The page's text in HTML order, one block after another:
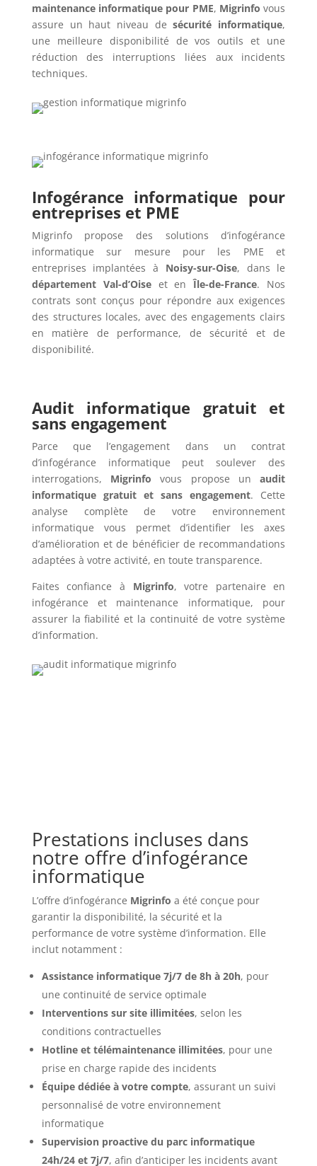
maintenance informatique pour PME, Migrinfo vous
assure un haut niveau desécurité informatique,
une meilleure disponibilité de vos outils et une
réduction des interruptions liées aux incidents
techniques.
Infogérance informatique pour
entreprises et PME
Migrinfo propose des solutions d’infogérance
informatique sur mesure pour les PME et
entreprises implantées à Noisy-sur-Oise, dans le
département Val-d’Oiseet enÎle-de-France. Nos
contrats sont conçus pour répondre aux exigences
des structures locales, avec des engagements clairs
en matière de performance, de sécurité et de
disponibilité.
Audit informatique gratuit et
sans engagement
Parce que l’engagement dans un contrat
d’infogérance informatique peut soulever des
interrogations, Migrinfovous propose unaudit
informatique gratuit et sans engagement. Cette
analyse complète de votre environnement
informatique vous permet d’identifier les axes
d’amélioration et de bénéficier de recommandations
adaptées à votre activité, en toute transparence.
Faites confiance à Migrinfo, votre partenaire en
infogérance et maintenance informatique, pour
assurer la fiabilité et la continuité de votre système
d’information.
Prestations incluses dans
notre offre d’infogérance
informatique
L’offre d’infogérance Migrinfo a été conçue pour
garantir la disponibilité, la sécurité et la
performance de votre système d’information. Elle
inclut notamment :
Assistance informatique 7j/7 de 8h à 20h, pour
une continuité de service optimale
Interventions sur site illimitées, selon les
conditions contractuelles
Hotline et télémaintenance illimitées, pour une
prise en charge rapide des incidents
Équipe dédiée à votre compte, assurant un suivi
personnalisé de votre environnement
informatique
Supervision proactive du parc informatique
24h/24 et 7j/7, afin d’anticiper les incidents avant